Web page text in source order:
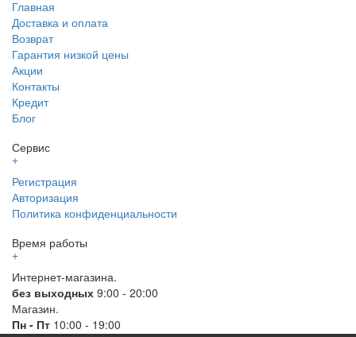
Главная
Доставка и оплата
Возврат
Гарантия низкой цены
Акции
Контакты
Кредит
Блог
Сервис
+
Регистрация
Авторизация
Политика конфиденциальности
Время работы
+
Интернет-магазина.
без выходных 9:00 - 20:00
Магазин.
Пн - Пт 10:00 - 19:00